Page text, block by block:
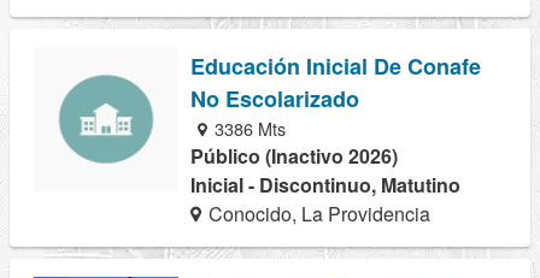
Educación Inicial De Conafe
No Escolarizado
3386 Mts
Público (Inactivo 2026)
Inicial - Discontinuo, Matutino
Conocido, La Providencia